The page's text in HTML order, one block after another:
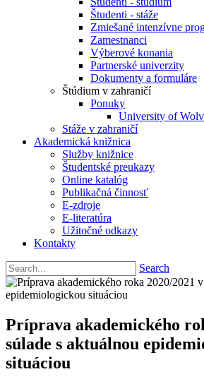
Študenti - stáže
Zmiešané intenzívne
Zamestnanci
Výberové konania
Partnerské univerzity
Dokumenty a formuláre
Štúdium v zahraničí
Ponuky
University of
Stáže v zahraničí
Akademická knižnica
Služby knižnice
Študentské preukazy
Online katalóg
Publikačná činnosť
E-zdroje
E-literatúra
Užitočné odkazy
Kontakty
Search
Príprava akademického
súlade s aktuálnou
situáciou